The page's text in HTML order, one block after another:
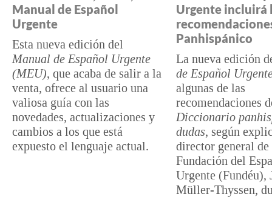
Manual de Español
Urgente
Esta nueva edición del
Manual de Español Urgente
(MEU), que acaba de salir a la
venta, ofrece al usuario una
valiosa guía con las
novedades, actualizaciones y
cambios a los que está
expuesto el lenguaje actual.
Urgente incluirá
Panhispánico
La nueva edición
de Español
algunas de las
recomendaciones
Diccionario
dudas, según
director general de
Fundación del
Urgente (Fundéu),
Müller-Thyssen,